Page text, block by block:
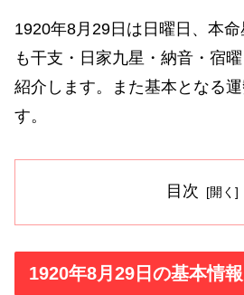
1920年8月29日は日曜日、本
も干支・日家九星・納音・宿
紹介します。また基本となる
す。
目次
1920年8月29日の基本情報